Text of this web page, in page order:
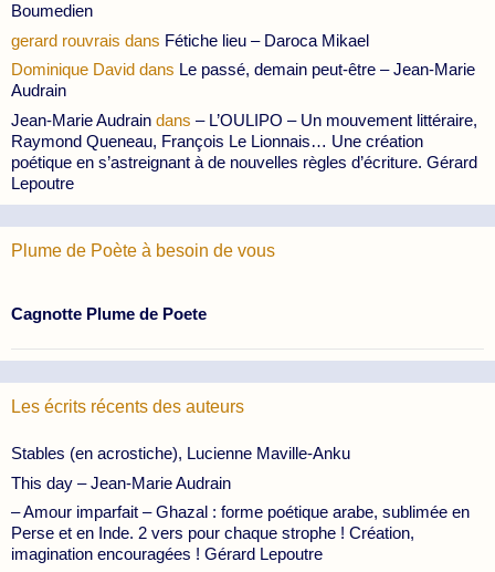
Boumedien
gerard rouvrais dans Fétiche lieu – Daroca Mikael
Dominique David dans Le passé, demain peut-être – Jean-Marie
Audrain
Jean-Marie Audrain dans – L’OULIPO – Un mouvement littéraire,
Raymond Queneau, François Le Lionnais… Une création
poétique en s’astreignant à de nouvelles règles d’écriture. Gérard
Lepoutre
Plume de Poète à besoin de vous
Cagnotte Plume de Poete
Les écrits récents des auteurs
Stables (en acrostiche), Lucienne Maville-Anku
This day – Jean-Marie Audrain
– Amour imparfait – Ghazal : forme poétique arabe, sublimée en
Perse et en Inde. 2 vers pour chaque strophe ! Création,
imagination encouragées ! Gérard Lepoutre